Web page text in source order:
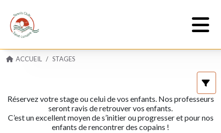
ACCUEIL STAGES
Réservez votre stage ou celui de vos enfants. Nos professeurs
seront ravis de retrouver vos enfants.
C’est un excellent moyen de s’initier ou progresser et pour nos
enfants de rencontrer des copains !